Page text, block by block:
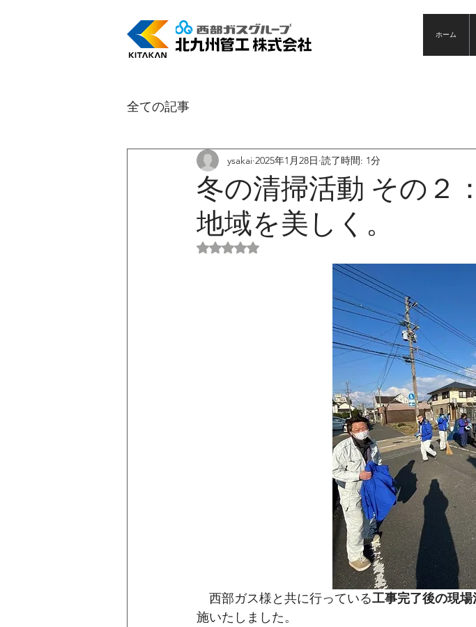
ホーム
全ての記事
冬の清掃活動 その２
地域を美しく。
ysakai 2025年1月28日 読了時間: 1分
5つ星のうちNaNと評価されています。
西部ガス様と共に行っている工事完了後の現
施いたしました。